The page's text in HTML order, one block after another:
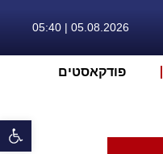
05.08.2026 | 05:40
פודקאסטים